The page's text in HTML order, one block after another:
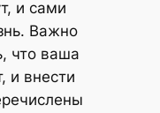
и сами
Важно
что ваша
и внести